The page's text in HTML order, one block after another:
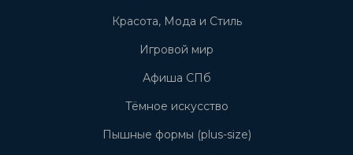
Красота, Мода и Стиль
Игровой мир
Афиша СПб
Тёмное искусство
Пышные формы (plus-size)